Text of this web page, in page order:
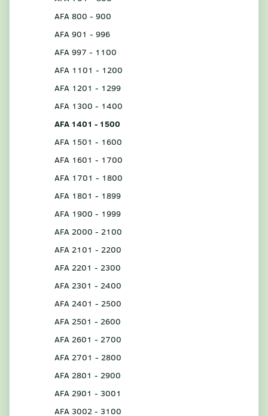
AFA 800 - 900
AFA 901 - 996
AFA 997 - 1100
AFA 1101 - 1200
AFA 1201 - 1299
AFA 1300 - 1400
AFA 1401 - 1500
AFA 1501 - 1600
AFA 1601 - 1700
AFA 1701 - 1800
AFA 1801 - 1899
AFA 1900 - 1999
AFA 2000 - 2100
AFA 2101 - 2200
AFA 2201 - 2300
AFA 2301 - 2400
AFA 2401 - 2500
AFA 2501 - 2600
AFA 2601 - 2700
AFA 2701 - 2800
AFA 2801 - 2900
AFA 2901 - 3001
AFA 3002 - 3100